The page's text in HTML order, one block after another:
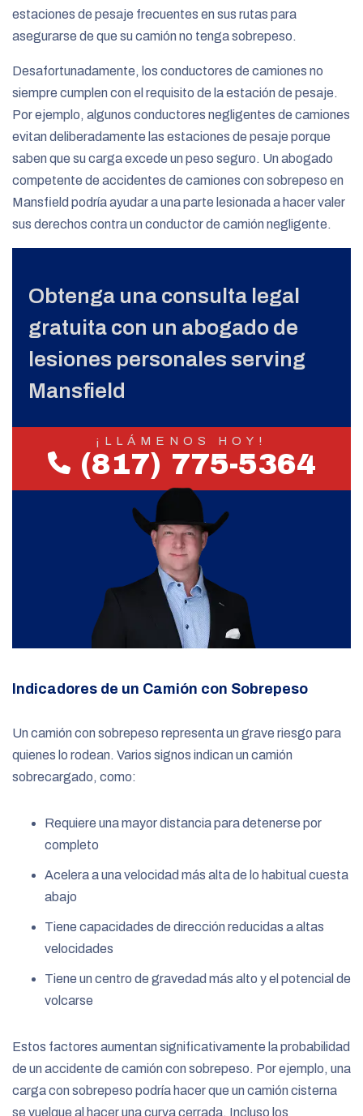
estaciones de pesaje frecuentes en sus rutas para
asegurarse de que su camión no tenga sobrepeso.
Desafortunadamente, los conductores de camiones no
siempre cumplen con el requisito de la estación de pesaje.
Por ejemplo, algunos conductores negligentes de camiones
evitan deliberadamente las estaciones de pesaje porque
saben que su carga excede un peso seguro. Un abogado
competente de accidentes de camiones con sobrepeso en
Mansfield podría ayudar a una parte lesionada a hacer valer
sus derechos contra un conductor de camión negligente.
Obtenga una consulta legal
gratuita con un abogado de
lesiones personales serving
Mansfield
¡LLÁMENOS HOY!
(817) 775-5364
Indicadores de un Camión con Sobrepeso
Un camión con sobrepeso representa un grave riesgo para
quienes lo rodean. Varios signos indican un camión
sobrecargado, como:
Requiere una mayor distancia para detenerse por
completo
Acelera a una velocidad más alta de lo habitual cuesta
abajo
Tiene capacidades de dirección reducidas a altas
velocidades
Tiene un centro de gravedad más alto y el potencial de
volcarse
Estos factores aumentan significativamente la probabilidad
de un accidente de camión con sobrepeso. Por ejemplo, una
carga con sobrepeso podría hacer que un camión cisterna
se vuelque al hacer una curva cerrada. Incluso los